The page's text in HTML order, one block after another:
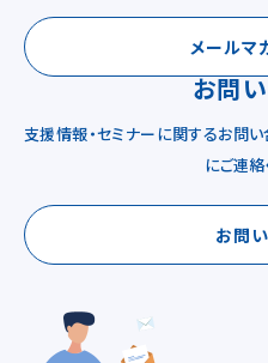
メールマ
お問
支援情報・セミナーに関するお問
にご連絡
お問